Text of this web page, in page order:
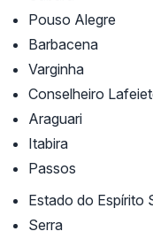
Pouso Alegre
Barbacena
Varginha
Conselheiro
Araguari
Itabira
Passos
Estado do Espírito
Serra